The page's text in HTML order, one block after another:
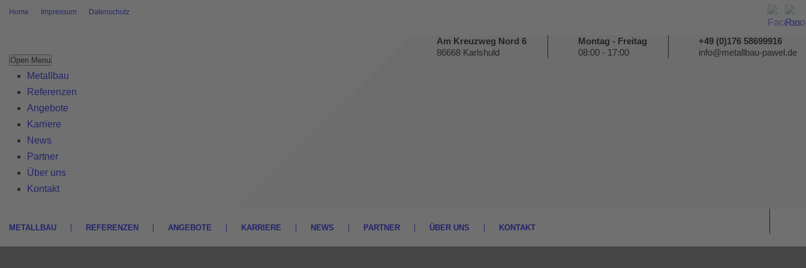
Home Impressum Datenschutz
Open Menu
Metallbau
Referenzen
Angebote
Karriere
News
Partner
Über uns
Kontakt
Am Kreuzweg Nord 6
86668 Karlshuld
Montag - Freitag
08:00 - 17:00
+49 (0)176 58699916
info@metallbau-pawel.de
METALLBAU REFERENZEN ANGEBOTE KARRIERE NEWS PARTNER ÜBER UNS KONTAKT